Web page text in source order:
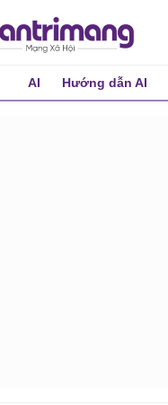
AI Hướng dẫn AI